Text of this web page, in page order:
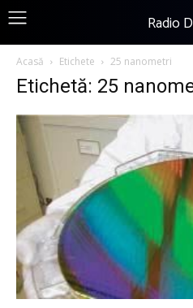
Radio
Acasă Etichete 25 nanometri
Etichetă: 25